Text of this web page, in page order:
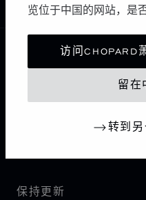
览位于中国的网站，是
访问CHOPARD
留在
转到另
中国
本地化（更改国
更改国家/地区
联系我们
保持更新